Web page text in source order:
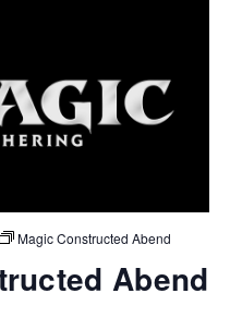
Magic Constructed Abend
Abend